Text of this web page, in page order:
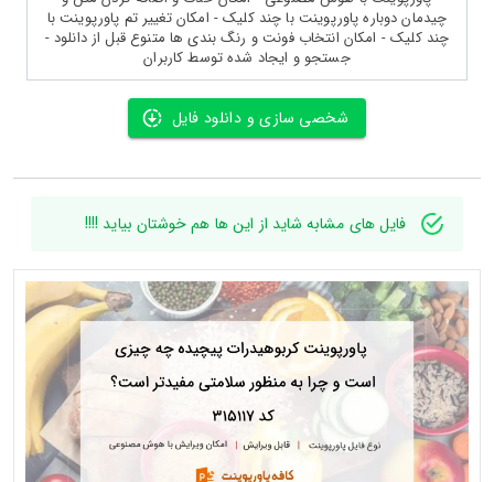
چیدمان دوباره پاورپوینت با چند کلیک - امکان تغییر تم پاورپوینت با
چند کلیک - امکان انتخاب فونت و رنگ بندی ها متنوع قبل از دانلود -
جستجو و ایجاد شده توسط کاربران
شخصی سازی و دانلود فایل
فایل های مشابه شاید از این ها هم خوشتان بیاید !!!!